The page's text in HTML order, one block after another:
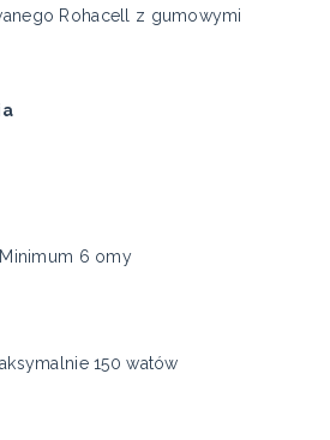
Rohacell z gumowymi
6 omy
150 watów